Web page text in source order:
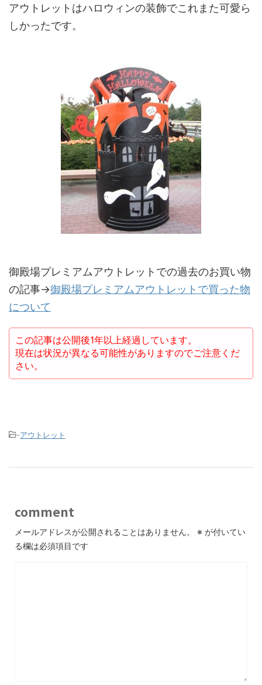
アウトレットはハロウィンの装飾でこれまた可愛ら
しかったです。
御殿場プレミアムアウトレットでの過去のお買い物
の記事→御殿場プレミアムアウトレットで買った物
について
この記事は公開後1年以上経過しています。
現在は状況が異なる可能性がありますのでご注意くだ
さい。
-アウトレット
comment
メールアドレスが公開されることはありません。 ※ が付いてい
る欄は必須項目です